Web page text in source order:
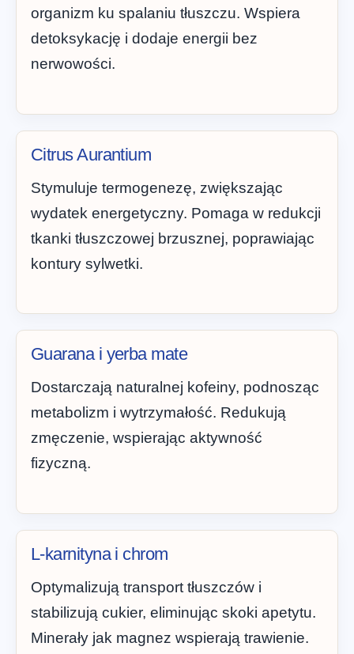
organizm ku spalaniu tłuszczu. Wspiera
detoksykację i dodaje energii bez
nerwowości.
Citrus Aurantium
Stymuluje termogenezę, zwiększając
wydatek energetyczny. Pomaga w redukcji
tkanki tłuszczowej brzusznej, poprawiając
kontury sylwetki.
Guarana i yerba mate
Dostarczają naturalnej kofeiny, podnosząc
metabolizm i wytrzymałość. Redukują
zmęczenie, wspierając aktywność
fizyczną.
L-karnityna i chrom
Optymalizują transport tłuszczów i
stabilizują cukier, eliminując skoki apetytu.
Minerały jak magnez wspierają trawienie.